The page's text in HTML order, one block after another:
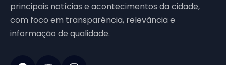
principais notícias e acontecimentos da cidade,
com foco em transparência, relevância e
informação de qualidade.